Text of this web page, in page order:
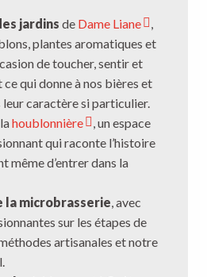
jardins de Dame Liane
,
plantes aromatiques et
de toucher, sentir et
qui donne à nos bières et
leur caractère si particulier.
houblonnière
, un espace
qui raconte l’histoire
même d’entrer dans la
la microbrasserie, avec
sur les étapes de
artisanales et notre